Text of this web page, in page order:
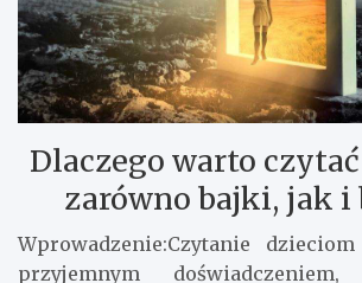
Dlaczego warto
zarówno bajki, jak i
Wprowadzenie:Czytanie
przyjemnym